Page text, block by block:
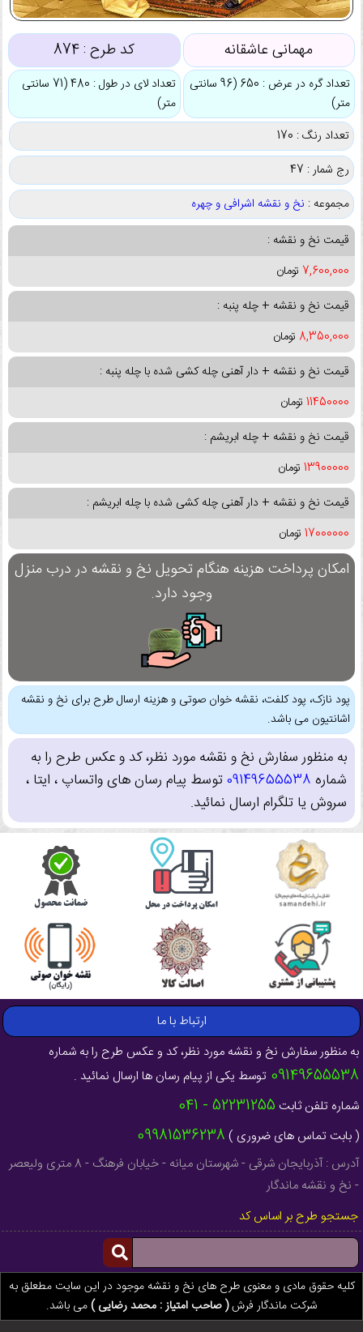
مهمانی عاشقانه کد طرح :874
تعداد گره در عرض : 650 (96 سانتی
متر)
تعداد لای در طول : 480 (71 سانتی
متر)
تعداد رنگ : 170
رج شمار : 47
مجموعه : نخ و نقشه اشرافی و چهره
قیمت نخ و نقشه :
7,600,000 تومان
قیمت نخ و نقشه + چله پنبه :
8,350,000 تومان
قیمت نخ و نقشه + دار آهنی چله کشی شده با چله پنبه :
11450000 تومان
قیمت نخ و نقشه + چله ابریشم :
13900000 تومان
قیمت نخ و نقشه + دار آهنی چله کشی شده با چله ابریشم :
17000000 تومان
امکان پرداخت هزینه هنگام تحویل نخ و نقشه در درب منزل
وجود دارد.
پود نازک، پود کلفت، نقشه خوان صوتی و هزینه ارسال طرح برای نخ و نقشه
اشانتیون می باشد.
به منظور سفارش نخ و نقشه مورد نظر، کد و عکس طرح را به
شماره 09149655538توسط پیام رسان های واتساپ ، ایتا ،
سروش یا تلگرام ارسال نمائید.
ارتباط با ما
به منظور سفارش نخ و نقشه مورد نظر، کد و عکس طرح را به شماره
09149655538 توسط یکی از پیام رسان ها ارسال نمائید .
شماره تلفن ثابت 52231255 - 041
( بابت تماس های ضروری ) 09981536238
آدرس : آذربایجان شرقی - شهرستان میانه - خیابان فرهنگ - 8 متری ولیعصر
- نخ و نقشه ماندگار
جستجو طرح بر اساس کد
کلیه حقوق مادی و معنوی طرح های نخ و نقشه موجود در این سایت مطعلق به
شرکت ماندگار فرش( صاحب امتیاز : محمد رضایی )می باشد.